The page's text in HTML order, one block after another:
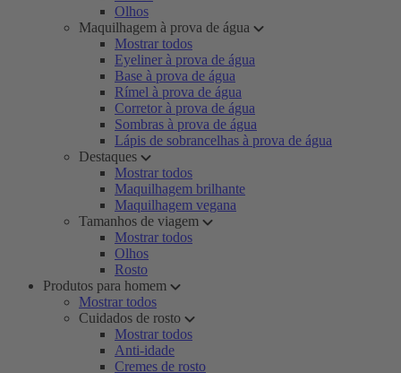
Olhos
Maquilhagem à prova de água
Mostrar todos
Eyeliner à prova de água
Base à prova de água
Rímel à prova de água
Corretor à prova de água
Sombras à prova de água
Lápis de sobrancelhas à prova de água
Destaques
Mostrar todos
Maquilhagem brilhante
Maquilhagem vegana
Tamanhos de viagem
Mostrar todos
Olhos
Rosto
Produtos para homem
Mostrar todos
Cuidados de rosto
Mostrar todos
Anti-idade
Cremes de rosto